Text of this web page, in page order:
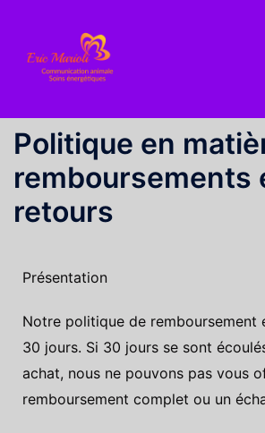
Politique en
remboursements
retours
Présentation
Notre politique de remboursement
30 jours. Si 30 jours se sont
achat, nous ne pouvons pas vous
remboursement complet ou un